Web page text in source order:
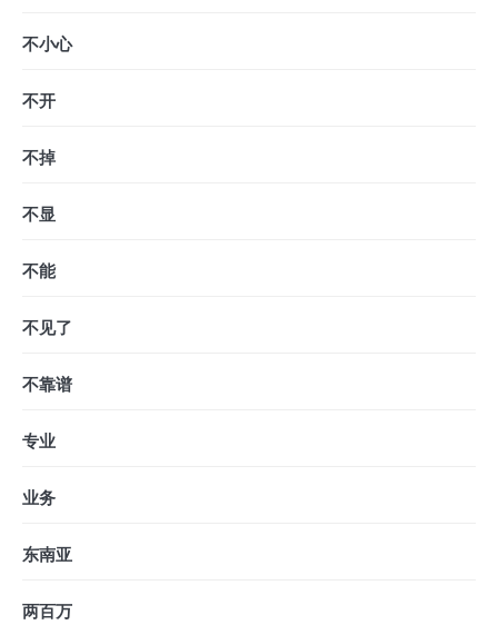
不小心
不开
不掉
不显
不能
不见了
不靠谱
专业
业务
东南亚
两百万